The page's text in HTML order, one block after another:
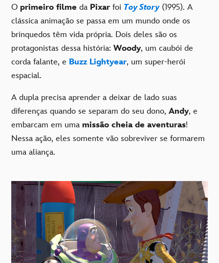
O primeiro filme da Pixar foi Toy Story(1995). A
clássica animação se passa em um mundo onde os
brinquedos têm vida própria. Dois deles são os
protagonistas dessa história: Woody, um caubói de
corda falante, e Buzz Lightyear, um super-herói
espacial.
A dupla precisa aprender a deixar de lado suas
diferenças quando se separam do seu dono, Andy, e
embarcam em uma missão cheia de aventuras!
Nessa ação, eles somente vão sobreviver se formarem
uma aliança.